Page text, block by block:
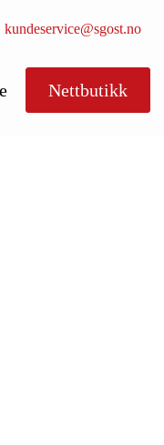
kundeservice@sgost.no
Nettbutikk